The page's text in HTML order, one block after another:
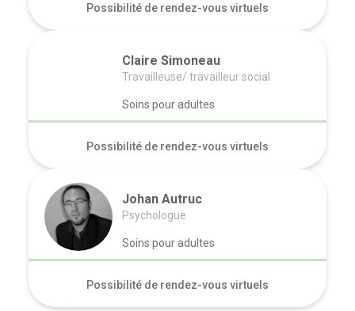
Possibilité de rendez-vous virtuels
Claire Simoneau
Travailleuse/ travailleur social
Soins pour adultes
Possibilité de rendez-vous virtuels
Johan Autruc
Psychologue
Soins pour adultes
Possibilité de rendez-vous virtuels